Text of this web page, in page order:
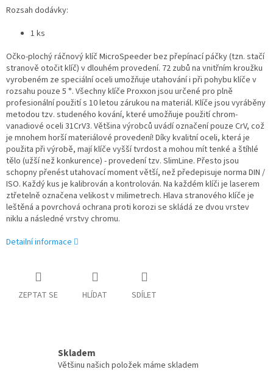
Rozsah dodávky:
1 ks
Očko-plochý ráčnový klíč MicroSpeeder bez přepínací páčky (tzn. stačí
stranově otočit klíč) v dlouhém provedení. 72 zubů na vnitřním kroužku
vyrobeném ze speciální oceli umožňuje utahování i při pohybu klíče v
rozsahu pouze 5 °. Všechny klíče Proxxon jsou určené pro plně
profesionální použití s 10 letou zárukou na materiál. Klíče jsou vyráběny
metodou tzv. studeného kování, které umožňuje použití chrom-
vanadiové oceli 31CrV3. Většina výrobců uvádí označení pouze CrV, což
je mnohem horší materiálové provedení! Díky kvalitní oceli, která je
použita při výrobě, mají klíče vyšší tvrdost a mohou mít tenké a štíhlé
tělo (užší než konkurence) - provedení tzv. SlimLine. Přesto jsou
schopny přenést utahovací moment větší, než předepisuje norma DIN /
ISO. Každý kus je kalibrován a kontrolován. Na každém klíči je laserem
ztřetelně označena velikost v milimetrech. Hlava stranového klíče je
leštěná a povrchová ochrana proti korozi se skládá ze dvou vrstev
niklu a následné vrstvy chromu.
Detailní informace
ZEPTAT SE HLÍDAT SDÍLET
Skladem
Většinu našich položek máme skladem